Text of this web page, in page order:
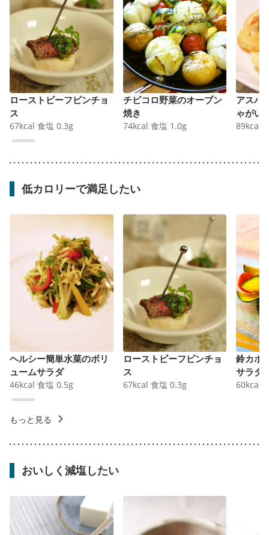
ローストビーフピンチョ
ス
67kcal 食塩 0.3g
チビコロ野菜のオーブン
焼き
74kcal 食塩 1.0g
アスパ
ゃがい
89kcal
低カロリーで満足したい
ヘルシー簡単水菜のボリ
ュームサラダ
46kcal 食塩 0.5g
ローストビーフピンチョ
ス
67kcal 食塩 0.3g
鈴カボ
サラダ
60kcal
もっと見る
おいしく減塩したい